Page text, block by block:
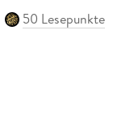
50 Lesepunkte